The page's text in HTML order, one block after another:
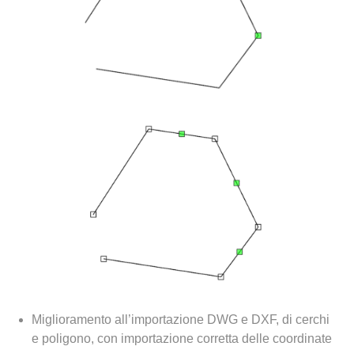
Miglioramento all’importazione DWG e DXF, di cerchi
e poligono, con importazione corretta delle coordinate